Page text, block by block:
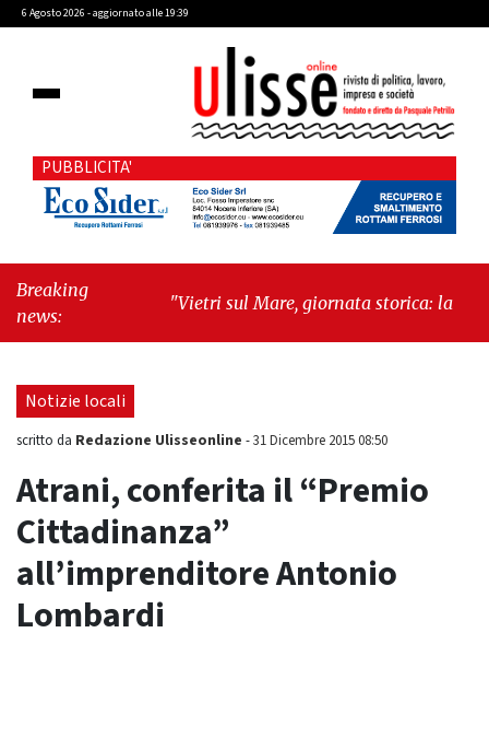
6 Agosto 2026 - aggiornato alle 19:39
PUBBLICITA'
Breaking
news:
"Vietri sul Mare, giornata storica: la ceramica
Notizie locali
scritto da Redazione Ulisseonline -31 Dicembre 2015 08:50
Atrani, conferita il “Premio
Cittadinanza”
all’imprenditore Antonio
Lombardi